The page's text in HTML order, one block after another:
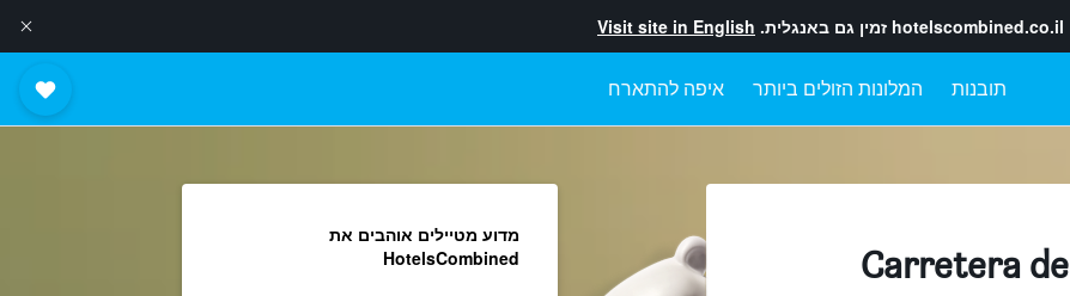
hotelscombined.co.il זמין גם באנגלית. Visit site in English
תובנות המלונות הזולים ביותר איפה להתארח
מלונות בתוך Carretera de
מדוע מטיילים אוהבים את
HotelsCombined